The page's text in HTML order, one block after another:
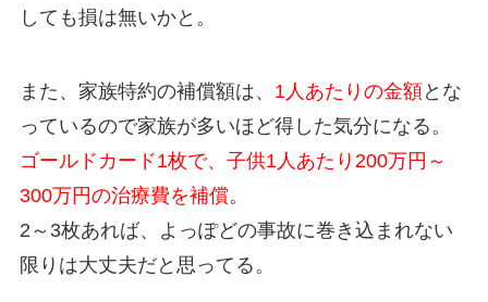
しても損は無いかと。
また、家族特約の補償額は、 1人あたりの金額とな
っているので家族が多いほど得した気分になる。
ゴールドカード1枚で、子供1人あたり200万円～
300万円の治療費を補償。
2～3枚あれば、よっぽどの事故に巻き込まれない
限りは大丈夫だと思ってる。